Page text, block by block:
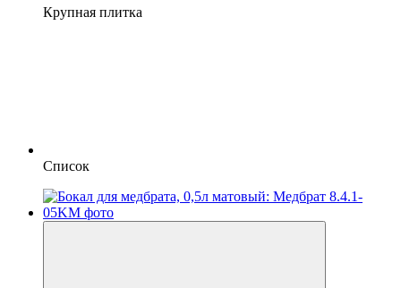
Крупная плитка
Список